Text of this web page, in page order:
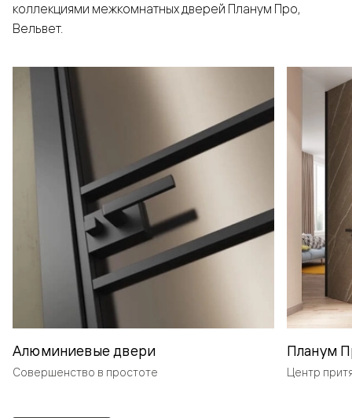
коллекциями межкомнатных дверей Планум Про,
Вельвет.
Алюминиевые двери
Совершенство в простоте
Планум
Центр